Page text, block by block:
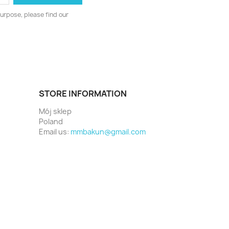
please find our
STORE INFORMATION
Mój sklep
Poland
Email us: mmbakun@gmail.com